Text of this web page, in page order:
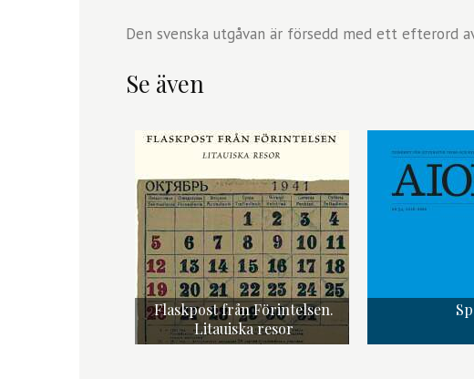
Den svenska utgåvan är försedd med ett efterord
Se även
Flaskpost från Förintelsen.
Litauiska resor